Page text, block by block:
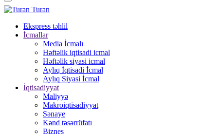
Turan
Ekspress təhlil
İcmallar
Media İcmalı
Həftəlik iqtisadi icmal
Həftəlik siyasi icmal
Aylıq İqtisadi İcmal
Aylıq Siyasi İcmal
İqtisadiyyat
Maliyyə
Makroiqtisadiyyat
Sənaye
Kənd təsərrüfatı
Biznes